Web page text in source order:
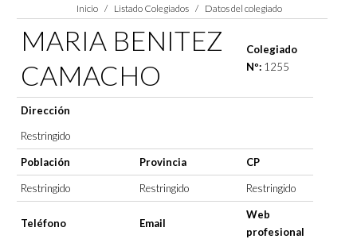
Estás aquí:
Inicio Listado Colegiados Datos del colegiado
MARIA BENITEZ
CAMACHO
Colegiado
Nº:1255
Dirección
Restringido
Población Provincia CP
Restringido Restringido Restringido
Teléfono Email
Web
profesional